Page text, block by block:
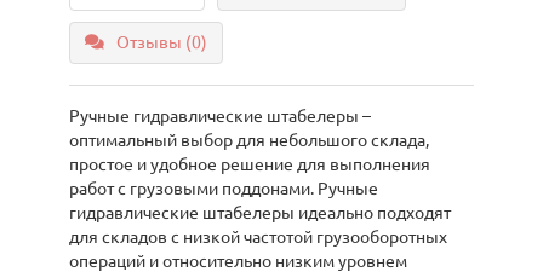
Отзывы (0)
Ручные гидравлические штабелеры –
оптимальный выбор для небольшого склада,
простое и удобное решение для выполнения
работ с грузовыми поддонами. Ручные
гидравлические штабелеры идеально подходят
для складов с низкой частотой грузооборотных
операций и относительно низким уровнем